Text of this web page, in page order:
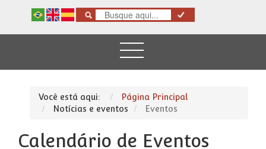
Você está aqui:
Página Principal
Notícias e eventos
Eventos
Calendário de Eventos